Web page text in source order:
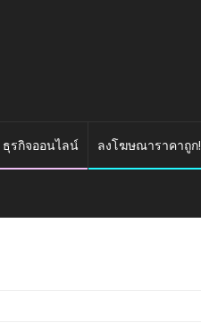
ธุรกิจออนไลน์ ลงโฆษณาราคาถูก!